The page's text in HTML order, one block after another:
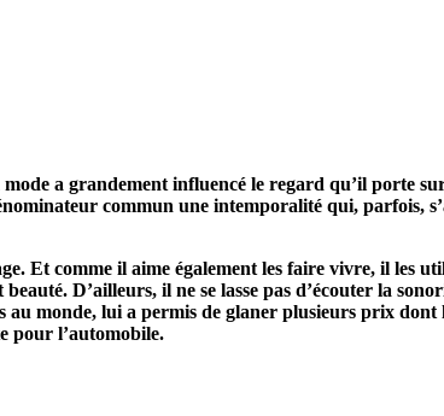
a grandement influencé le regard qu’il porte
commun une intemporalité qui, parfois,
Et comme il aime également les faire vivre, il les
D’ailleurs, il ne se lasse pas d’écouter la
monde, lui a permis de glaner plusieurs prix dont
pour l’automobile.